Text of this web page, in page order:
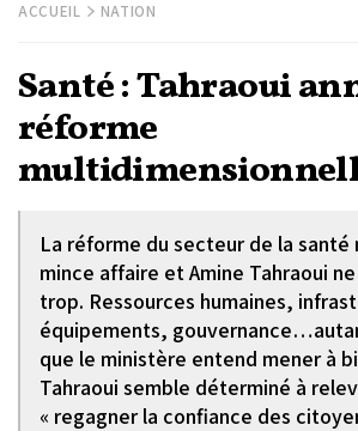
ACCUEIL NATION
Santé : Tahraoui
réforme
La réforme du secteur de la santé
mince affaire et Amine Tahraoui
trop. Ressources humaines,
équipements,
que le ministère entend mener à
Tahraoui semble déterminé à
« regagner la confiance des